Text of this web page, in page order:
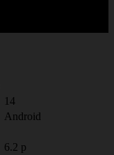
14
Android
6.2 p